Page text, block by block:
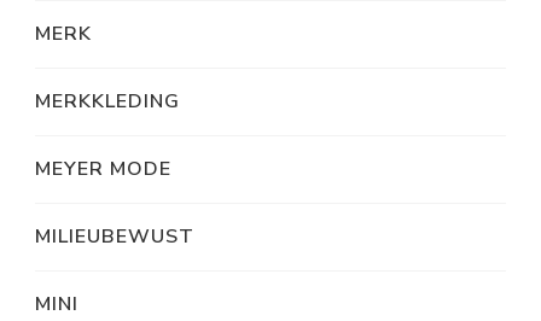
MERK
MERKKLEDING
MEYER MODE
MILIEUBEWUST
MINI